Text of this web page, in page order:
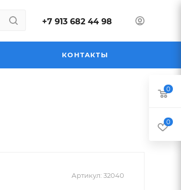
+7 913 682 44 98
КОНТАКТЫ
Артикул: 32040
0
0